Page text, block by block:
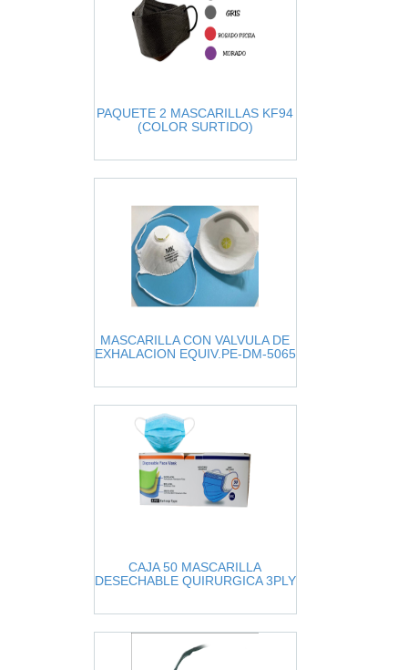
PAQUETE 2 MASCARILLAS KF94
(COLOR SURTIDO)
MASCARILLA CON VALVULA DE
EXHALACION EQUIV.PE-DM-5065
CAJA 50 MASCARILLA
DESECHABLE QUIRURGICA 3PLY